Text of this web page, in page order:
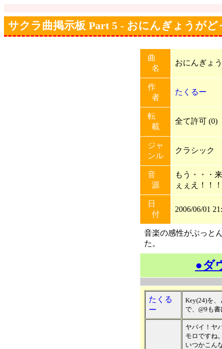
サクラ曲掲示板 Part 5 - おにんぎょうが
曲
名
おにんぎょ
作
者
たくるー
転
載
全て許可 (0)
ジャ
ンル
クラシック
音
源
もう・・・
ぇぇえ！！！
日
付
2006/06/01
音楽の感性がぶっと
た。
●ダ
たくる
ー
Key(24)を
で、@9も
ヤバイ！ヤ
モロですね
いつかこん